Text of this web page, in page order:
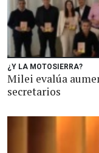
¿Y LA MOTOSIERRA?
Milei evalúa
secretarios